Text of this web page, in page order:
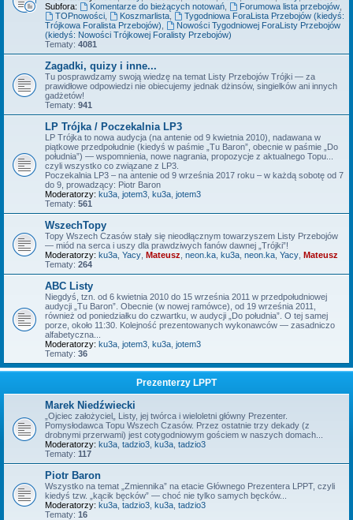
Subfora:
Komentarze do bieżących notowań, Forumowa lista przebojów,
TOPnowości, Koszmarlista,
Tygodniowa ForaLista Przebojów (kiedyś:
Trójkowa Foralista Przebojów)
Nowości Tygodniowej ForaListy Przebojów
(kiedyś: Nowości Trójkowej Foralisty Przebojów)
Tematy: 4081
Zagadki, quizy i inne...
Tu posprawdzamy swoją wiedzę na temat Listy Przebojów Trójki — za
prawidłowe odpowiedzi nie obiecujemy jednak dżinsów, singielków ani innych
gadżetów!
Tematy: 941
LP Trójka / Poczekalnia LP3
LP Trójka to nowa audycja (na antenie od 9 kwietnia 2010), nadawana w
piątkowe przedpołudnie (kiedyś w paśmie „Tu Baron”, obecnie w paśmie „Do
południa”) — wspomnienia, nowe nagrania, propozycje z aktualnego Topu...
czyli wszystko co związane z LP3.
Poczekalnia LP3 – na antenie od 9 września 2017 roku – w każdą sobotę od 7
do 9, prowadzący: Piotr Baron
Moderatorzy: ku3a jotem3 ku3a jotem3
Tematy: 561
WszechTopy
Topy Wszech Czasów stały się nieodłącznym towarzyszem Listy Przebojów
— miód na serca i uszy dla prawdziwych fanów dawnej „Trójki”!
Moderatorzy: ku3a Yacy Mateusz neon.ka ku3a neon.ka Yacy Mateusz
Tematy: 264
ABC Listy
Niegdyś, tzn. od 6 kwietnia 2010 do 15 września 2011 w przedpołudniowej
audycji „Tu Baron”. Obecnie (w nowej ramówce), od 19 września 2011,
również od poniedziałku do czwartku, w audycji „Do południa”. O tej samej
porze, około 11:30. Kolejność prezentowanych wykonawców — zasadniczo
alfabetyczna...
Moderatorzy: ku3a jotem3 ku3a jotem3
Tematy: 36
Prezenterzy LPPT
Marek Niedźwiecki
„Ojciec założyciel„ Listy, jej twórca i wieloletni główny Prezenter.
Pomysłodawca Topu Wszech Czasów. Przez ostatnie trzy dekady (z
drobnymi przerwami) jest cotygodniowym gościem w naszych domach...
Moderatorzy: ku3a tadzio3 ku3a tadzio3
Tematy: 117
Piotr Baron
Wszystko na temat „Zmiennika” na etacie Głównego Prezentera LPPT, czyli
kiedyś tzw. „kącik bęcków” — choć nie tylko samych bęcków...
Moderatorzy: ku3a tadzio3 ku3a tadzio3
Tematy: 16